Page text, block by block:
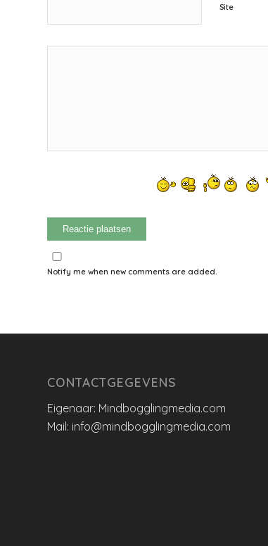
Site
Notify me when new comments are added.
CONTACTGEGEVENS
Eigenaar: Mindbogglingmedia.com
Mail: info@mindbogglingmedia.com